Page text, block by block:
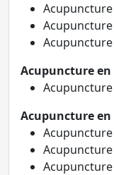
Acupuncture
Acupuncture